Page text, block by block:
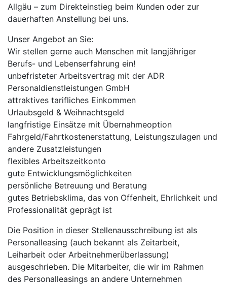
Allgäu – zum Direkteinstieg beim Kunden oder zur
dauerhaften Anstellung bei uns.
Unser Angebot an Sie:
Wir stellen gerne auch Menschen mit langjähriger
Berufs- und Lebenserfahrung ein!
unbefristeter Arbeitsvertrag mit der ADR
Personaldienstleistungen GmbH
attraktives tarifliches Einkommen
Urlaubsgeld & Weihnachtsgeld
langfristige Einsätze mit Übernahmeoption
Fahrgeld/Fahrtkostenerstattung, Leistungszulagen und
andere Zusatzleistungen
flexibles Arbeitszeitkonto
gute Entwicklungsmöglichkeiten
persönliche Betreuung und Beratung
gutes Betriebsklima, das von Offenheit, Ehrlichkeit und
Professionalität geprägt ist
Die Position in dieser Stellenausschreibung ist als
Personalleasing (auch bekannt als Zeitarbeit,
Leiharbeit oder Arbeitnehmerüberlassung)
ausgeschrieben. Die Mitarbeiter, die wir im Rahmen
des Personalleasings an andere Unternehmen